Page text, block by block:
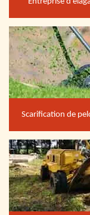
Scarification de